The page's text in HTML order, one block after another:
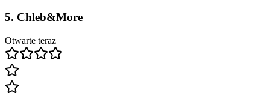
5. Chleb&More
Otwarte teraz